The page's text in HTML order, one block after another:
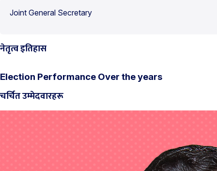
Joint General Secretary
नेतृत्व इतिहास
Election Performance Over the years
चर्चित उम्मेदवारहरू